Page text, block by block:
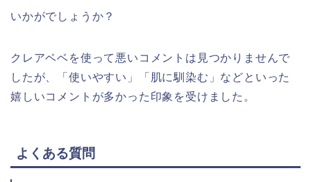
いかがでしょうか？
クレアベベを使って悪いコメントは見つかりませんで
したが、「 使いやすい 」「 肌に馴染む 」などといった
嬉しいコメントが多かった印象を受けました。
よくある質問